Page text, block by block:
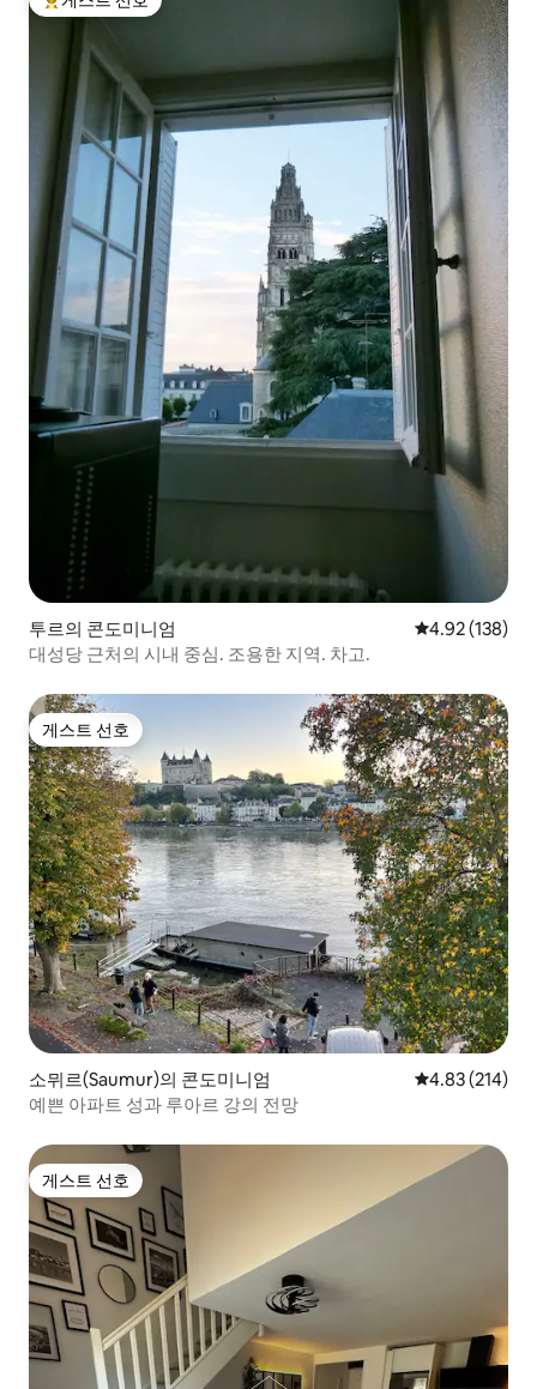
상위 게스트 선호
투르의 콘도미니엄 평점 4.92점(5
4.92 (138)
대성당 근처의 시내 중심. 조용한 지역. 차고.
게스트 선호
게스트 선호
소뮈르(Saumur)의 콘도미니엄 평점 4.83점(5
4.83 (214)
예쁜 아파트 성과 루아르 강의 전망
게스트 선호
게스트 선호